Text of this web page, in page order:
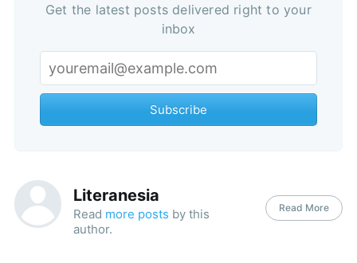
Get the latest posts delivered right to your
inbox
Subscribe
Literanesia
Read more posts by this
author.
Read More